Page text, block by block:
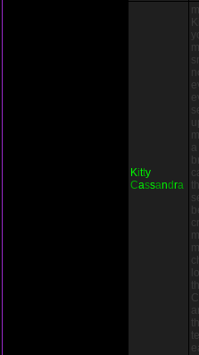
Kitty
Cassandra